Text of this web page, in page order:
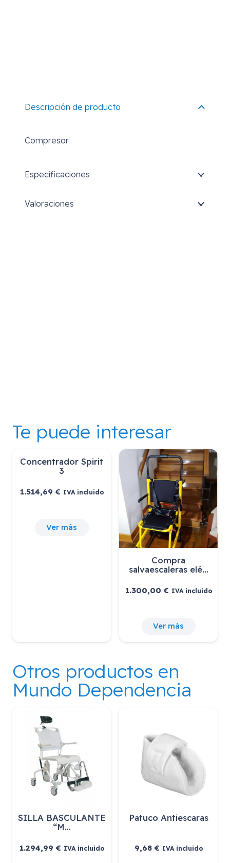
Descripción de producto
Compresor
Especificaciones
Valoraciones
Te puede interesar
Concentrador Spirit
3
1.514,69€ IVA incluido
Ver más
Compra
salvaescaleras elé…
1.300,00€ IVA incluido
Ver más
Otros productos en
Mundo Dependencia
SILLA BASCULANTE
“M…
1.294,99€ IVA incluido
Patuco Antiescaras
9,68€ IVA incluido